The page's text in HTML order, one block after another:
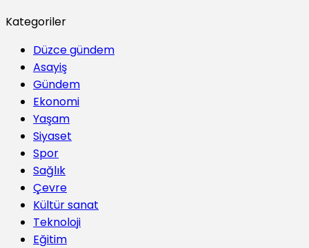
Kategoriler
Düzce gündem
Asayiş
Gündem
Ekonomi
Yaşam
Siyaset
Spor
Sağlık
Çevre
Kültür sanat
Teknoloji
Eğitim